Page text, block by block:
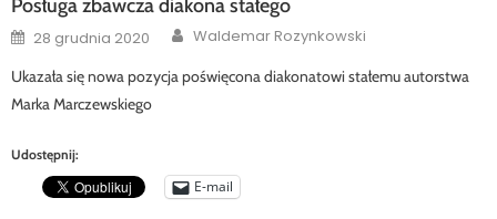
Posługa zbawcza diakona stałego
Posted
on
28 grudnia 2020 Author
Waldemar Rozynkowski
Ukazała się nowa pozycja poświęcona diakonatowi stałemu autorstwa
Marka Marczewskiego
Udostępnij:
E-mail